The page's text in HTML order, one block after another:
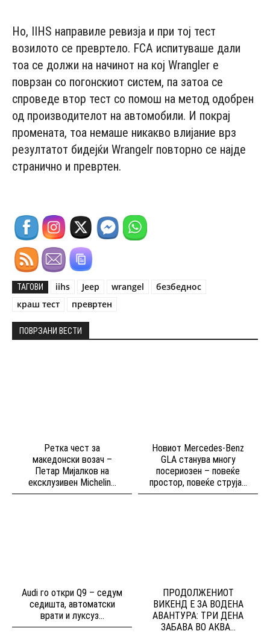
Но, IIHS направиле ревизја и при тој тест
возилото се превртело. FCA испитуваше дали
тоа се должи на начинот на кој Wrangler е
поврзан со погонскиот систем, па затоа се
спроведе втор тест со помош на метод одобрен
од производителот на автомобили. И покрај
промената, тоа немаше никакво влијание врз
резултатот бидејќи Wrangelr повторно се најде
странично и превртен.
ТАГОВИ iihs Jeep wrangel
безбеднос
краш тест
превртен
ПОВРЗАНИ ВЕСТИ
Ретка чест за
македонски возач –
Петар Мијалков на
ексклузивен Michelin...
Новиот Mercedes-Benz
GLA станува многу
посериозен – повеќе
простор, повеќе струја...
Audi го откри Q9 – седум
седишта, автоматски
врати и луксуз...
ПРОДОЛЖЕНИОТ
ВИКЕНД Е ЗА ВОДЕНА
АВАНТУРА: ТРИ ДЕНА
ЗАБАВА ВО АКВА...